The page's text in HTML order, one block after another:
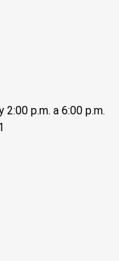
2:00 p.m. a 6:00 p.m.